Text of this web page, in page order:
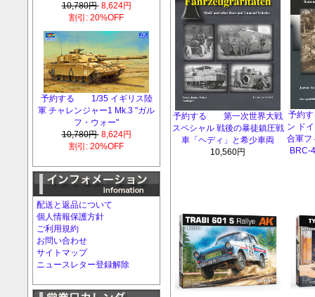
10,780円 8,624円
割引: 20%OFF
予約する 1/35 イギリス陸
軍 チャレンジャー1 Mk.3 "ガル
フ・ウォー"
10,780円 8,624円
割引: 20%OFF
配送と返品について
個人情報保護方針
ご利用規約
お問い合わせ
サイトマップ
ニュースレター登録解除
予約する 第一次世界大戦
スペシャル 戦後の暴徒鎮圧戦
車「ヘディ」と希少車両
10,560円
予約
ン ド
合軍フ
BRC-